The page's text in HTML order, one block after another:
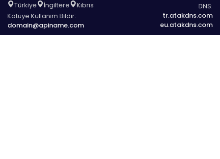
Türkiye İngiltere
Kıbrıs
Kötüye Kullanım Bildir:
domain@apiname.com
DNS:
tr.atakdns.com
eu.atakdns.com